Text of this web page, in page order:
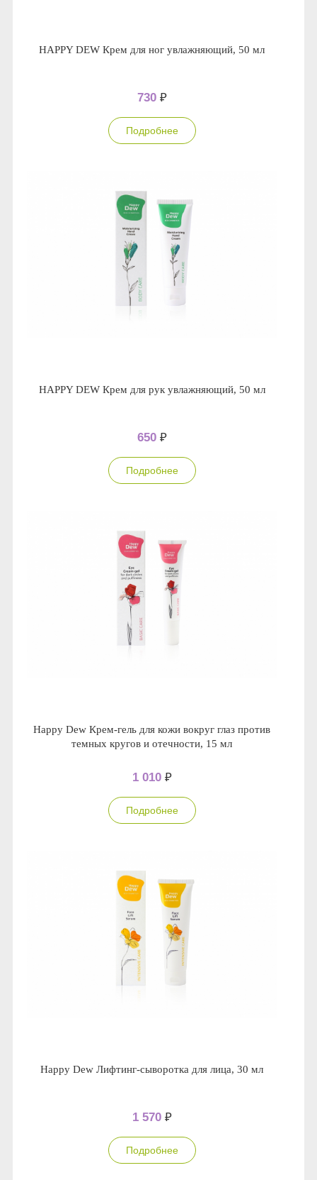
HAPPY DEW Крем для ног увлажняющий, 50 мл
730 ₽
Подробнее
HAPPY DEW Крем для рук увлажняющий, 50 мл
650 ₽
Подробнее
Happy Dew Крем-гель для кожи вокруг глаз против
темных кругов и отечности, 15 мл
1 010 ₽
Подробнее
Happy Dew Лифтинг-сыворотка для лица, 30 мл
1 570 ₽
Подробнее